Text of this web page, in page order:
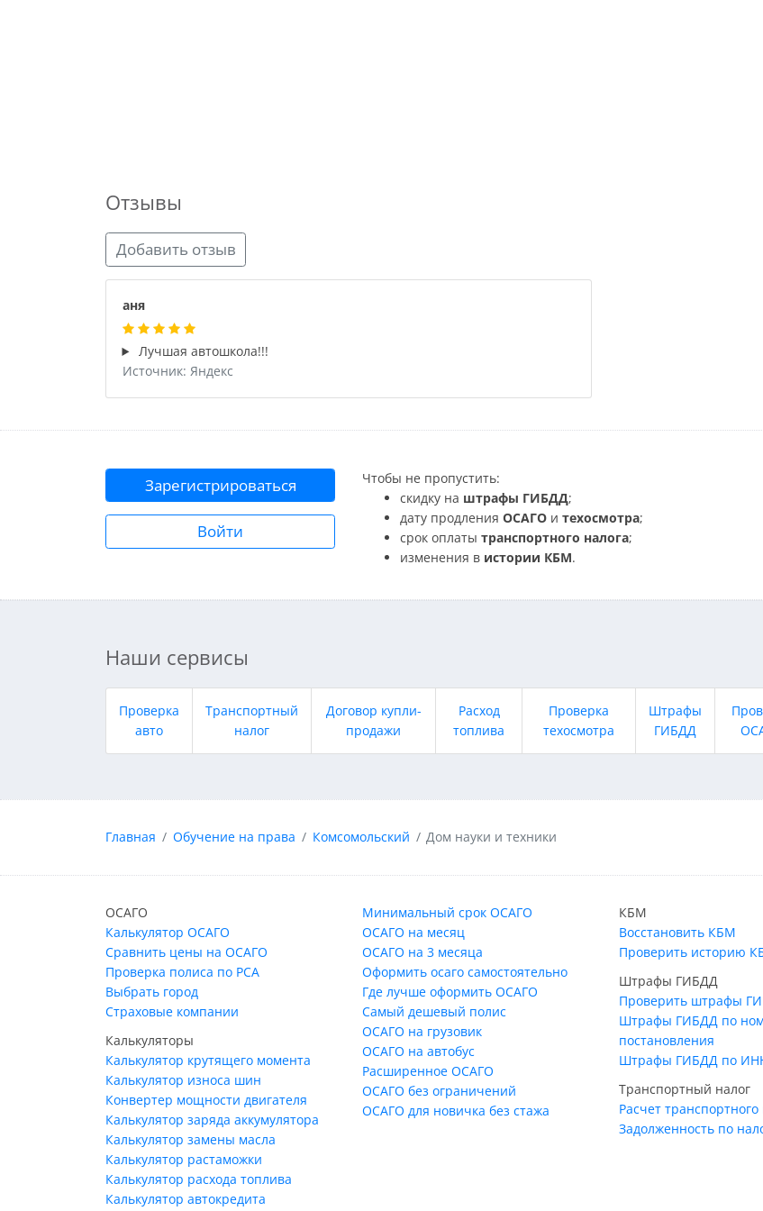
Отзывы
Добавить отзыв
аня
Лучшая автошкола!!!
Источник: Яндекс
Зарегистрироваться
Войти
Чтобы не пропустить:
скидку на штрафы ГИБДД;
дату продления ОСАГО и техосмотра;
срок оплаты транспортного налога;
изменения в истории КБМ.
Наши сервисы
Проверка
авто
Транспортный
налог
Договор купли-
продажи
Расход
топлива
Проверка
техосмотра
Штрафы
ГИБДД
Главная Обучение на права Комсомольский Дом науки и техники
ОСАГО
Калькулятор ОСАГО
Сравнить цены на ОСАГО
Проверка полиса по РСА
Выбрать город
Страховые компании
Калькуляторы
Калькулятор крутящего момента
Калькулятор износа шин
Конвертер мощности двигателя
Калькулятор заряда аккумулятора
Калькулятор замены масла
Калькулятор растаможки
Калькулятор расхода топлива
Калькулятор автокредита
Минимальный срок ОСАГО
ОСАГО на месяц
ОСАГО на 3 месяца
Оформить осаго самостоятельно
Где лучше оформить ОСАГО
Самый дешевый полис
ОСАГО на грузовик
ОСАГО на автобус
Расширенное ОСАГО
ОСАГО без ограничений
ОСАГО для новичка без стажа
КБМ
Восстановить КБМ
Проверить историю
Штрафы ГИБДД
Проверить штрафы
Штрафы ГИБДД по
постановления
Штрафы ГИБДД по
Транспортный налог
Расчет транспортного
Задолженность по